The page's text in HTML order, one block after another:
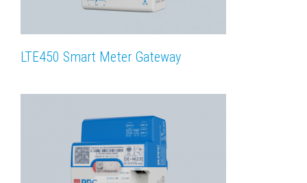
LTE450 Smart Meter Gateway